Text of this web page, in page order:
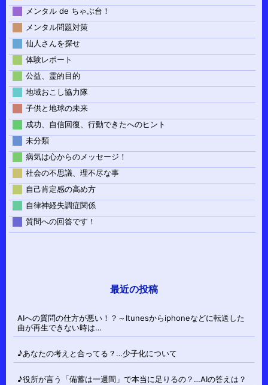
メンタル de ちゃぶ台！
メンタル問題対策
仙人さんを探せ
体験レポート
公益、霊的目的
地域おこし協力隊
子供と地球の未来
成功、自信回復、行動できたへのヒント
未分類
病気は心からのメッセージ！
社会の不思議、理不尽な事
自己肯定感の高め方
自律神経失調症関係
質問への回答です！
最近の投稿
AIへの質問の仕方が悪い！？～Itunesからiphoneなどに転送した
曲が再生できない時は…
♪あなたの考えと合ってる？…少子化について
♪役所が言う「備蓄は一週間」で本当に足りるの？…AIの答えは？